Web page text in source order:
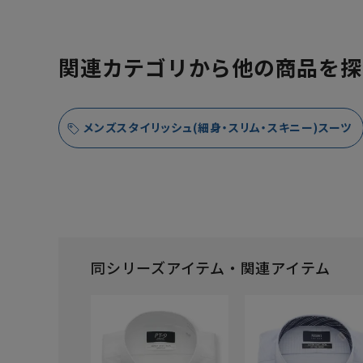
関連カテゴリから他の商品を
メンズスタイリッシュ(細身・スリム・スキニー)スーツ
同シリーズアイテム・関連アイテム